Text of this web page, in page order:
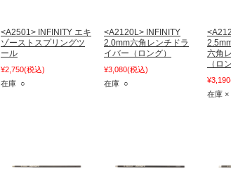
<A2501> INFINITY エキ
ゾーストスプリングツ
ール
¥2,750(税込)
在庫 ○
<A2120L> INFINITY
2.0mm六角レンチドラ
イバー（ロング）
¥3,080(税込)
在庫 ○
六角
（ロ
¥3,190
在庫 ×